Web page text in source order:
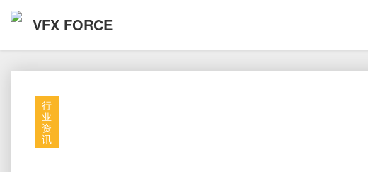
VFX FORCE
行
业
资
讯